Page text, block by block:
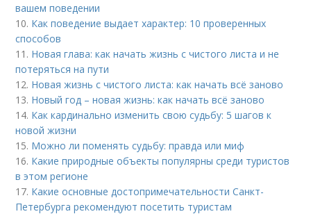
вашем поведении
10. Как поведение выдает характер: 10 проверенных
способов
11. Новая глава: как начать жизнь с чистого листа и не
потеряться на пути
12. Новая жизнь с чистого листа: как начать всё заново
13. Новый год – новая жизнь: как начать всё заново
14. Как кардинально изменить свою судьбу: 5 шагов к
новой жизни
15. Можно ли поменять судьбу: правда или миф
16. Какие природные объекты популярны среди туристов
в этом регионе
17. Какие основные достопримечательности Санкт-
Петербурга рекомендуют посетить туристам